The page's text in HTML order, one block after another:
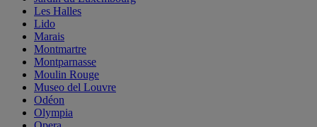
Les Halles
Lido
Marais
Montmartre
Montparnasse
Moulin Rouge
Museo del Louvre
Odéon
Olympia